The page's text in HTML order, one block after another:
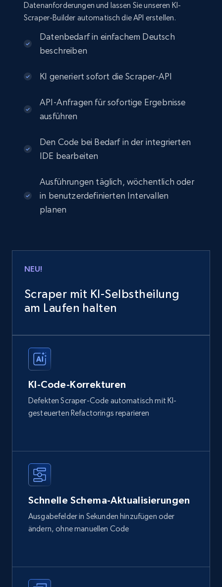
Datenanforderungen und lassen Sie unseren KI-
Scraper-Builder automatisch die API erstellen.
Datenbedarf in einfachem Deutsch
beschreiben
KI generiert sofort die Scraper-API
API-Anfragen für sofortige Ergebnisse
ausführen
Den Code bei Bedarf in der integrierten
IDE bearbeiten
Ausführungen täglich, wöchentlich oder
in benutzerdefinierten Intervallen
planen
NEU!
Scraper mit KI-Selbstheilung
am Laufen halten
KI-Code-Korrekturen
Defekten Scraper-Code automatisch mit KI-
gesteuerten Refactorings reparieren
Schnelle Schema-Aktualisierungen
Ausgabefelder in Sekunden hinzufügen oder
ändern, ohne manuellen Code